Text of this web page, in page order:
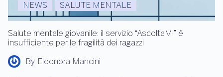
NEWS SALUTE MENTALE
Salute mentale giovanile: il servizio “AscoltaMi” è
insufficiente per le fragilità dei ragazzi
By Eleonora Mancini